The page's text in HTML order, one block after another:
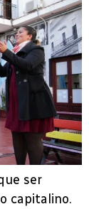
ser
capitalino.